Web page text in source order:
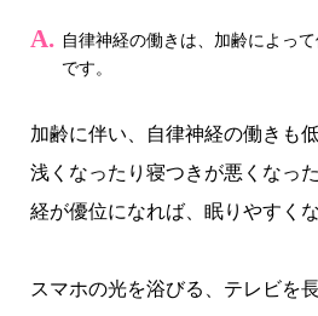
自律神経の働きは、加齢によっ
です。
加齢に伴い、自律神経の働きも
浅くなったり寝つきが悪くなっ
経が優位になれば、眠りやすくな
スマホの光を浴びる、テレビを